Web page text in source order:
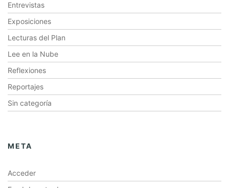
Entrevistas
Exposiciones
Lecturas del Plan
Lee en la Nube
Reflexiones
Reportajes
Sin categoría
META
Acceder